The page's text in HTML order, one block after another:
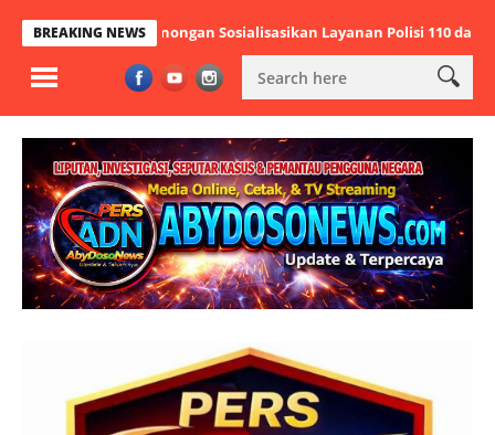
BREAKING NEWS
Panongan Sosialisasikan Layanan Polisi 110 dan Ajak Jaga